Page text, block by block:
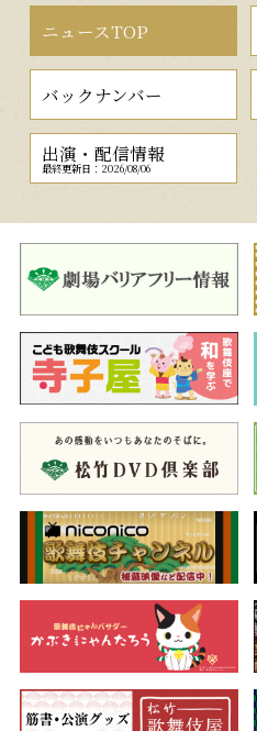
ニュースTOP
バックナンバー
出演・配信情報
最終更新日：2026/08/06